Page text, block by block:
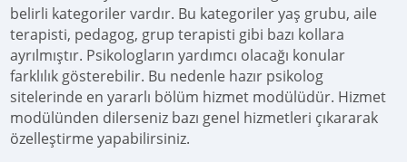
belirli kategoriler vardır. Bu kategoriler yaş grubu, aile
terapisti, pedagog, grup terapisti gibi bazı kollara
ayrılmıştır. Psikologların yardımcı olacağı konular
farklılık gösterebilir. Bu nedenle hazır psikolog
sitelerinde en yararlı bölüm hizmet modülüdür. Hizmet
modülünden dilerseniz bazı genel hizmetleri çıkararak
özelleştirme yapabilirsiniz.